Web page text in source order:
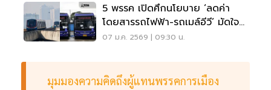
5 พรรค เปิดศึกนโยบาย ‘ลดค่า
โดยสารรถไฟฟ้า-รถเมล์อีวี’ มัดใจ
ฐานเสียง
07 ม.ค. 2569 | 09:30 น.
มุมมองความคิดถึงผู้แทนพรรคการเมือง